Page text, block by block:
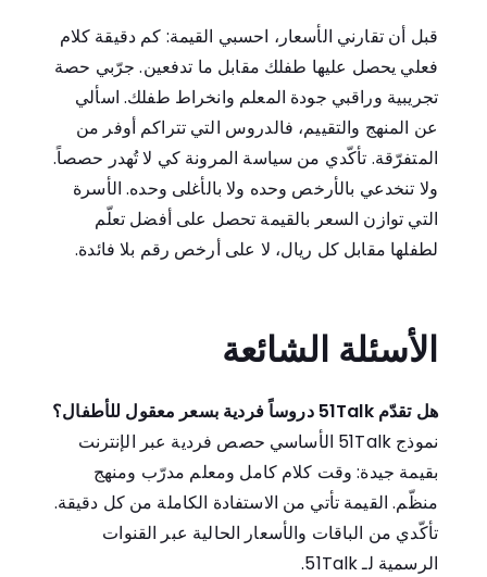
قبل أن تقارني الأسعار، احسبي القيمة: كم دقيقة كلام
فعلي يحصل عليها طفلك مقابل ما تدفعين. جرّبي حصة
تجريبية وراقبي جودة المعلم وانخراط طفلك. اسألي
عن المنهج والتقييم، فالدروس التي تتراكم أوفر من
المتفرّقة. تأكّدي من سياسة المرونة كي لا تُهدر حصصاً.
ولا تنخدعي بالأرخص وحده ولا بالأغلى وحده. الأسرة
التي توازن السعر بالقيمة تحصل على أفضل تعلّم
لطفلها مقابل كل ريال، لا على أرخص رقم بلا فائدة.
الأسئلة الشائعة
هل تقدّم 51Talk دروساً فردية بسعر معقول للأطفال؟
نموذج 51Talk الأساسي حصص فردية عبر الإنترنت
بقيمة جيدة: وقت كلام كامل ومعلم مدرّب ومنهج
منظّم. القيمة تأتي من الاستفادة الكاملة من كل دقيقة.
تأكّدي من الباقات والأسعار الحالية عبر القنوات
الرسمية لـ 51Talk.